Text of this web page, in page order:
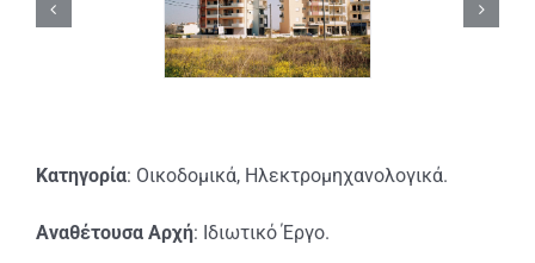
Κατηγορία: Οικοδομικά, Ηλεκτρομηχανολογικά.
Αναθέτουσα Αρχή: Ιδιωτικό Έργο.